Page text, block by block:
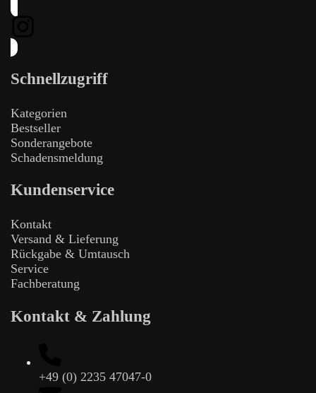
Schnellzugriff
Kategorien
Bestseller
Sonderangebote
Schadensmeldung
Kundenservice
Kontakt
Versand & Lieferung
Rückgabe & Umtausch
Service
Fachberatung
Kontakt & Zahlung
+49 (0) 2235 47047-0